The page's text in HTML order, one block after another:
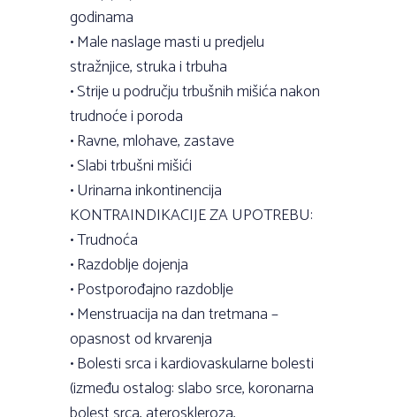
godinama
• Male naslage masti u predjelu
stražnjice, struka i trbuha
• Strije u području trbušnih mišića nakon
trudnoće i poroda
• Ravne, mlohave, zastave
• Slabi trbušni mišići
• Urinarna inkontinencija
KONTRAINDIKACIJE ZA UPOTREBU:
• Trudnoća
• Razdoblje dojenja
• Postporođajno razdoblje
• Menstruacija na dan tretmana –
opasnost od krvarenja
• Bolesti srca i kardiovaskularne bolesti
(između ostalog: slabo srce, koronarna